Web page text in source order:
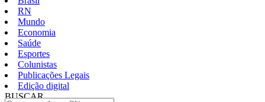
RN
Mundo
Economia
Saúde
Esportes
Colunistas
Publicações Legais
Edição digital
BUSCAR